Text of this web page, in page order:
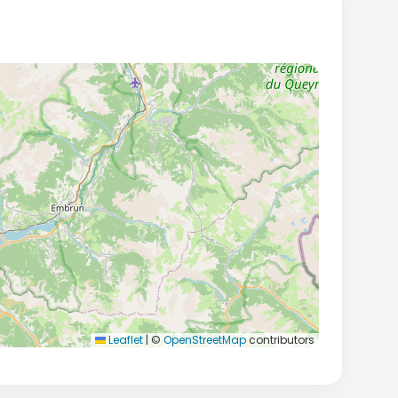
Leaflet | © OpenStreetMapcontributors